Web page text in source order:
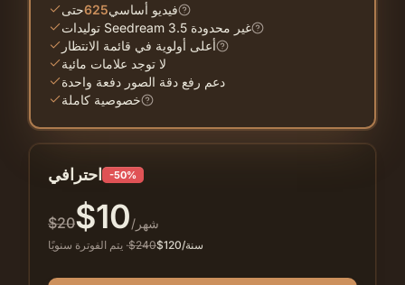
احترافي -50%
$20$10 /شهر
يتم الفوترة سنويًا ·$240$120 /سنة
حتى625فيديو أساسي
توليدات Seedream 3.5 غير محدودة
أعلى أولوية في قائمة الانتظار
لا توجد علامات مائية
دعم رفع دقة الصور دفعة واحدة
خصوصية كاملة